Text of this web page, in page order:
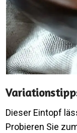
Dieser Eintopf
Probieren Sie